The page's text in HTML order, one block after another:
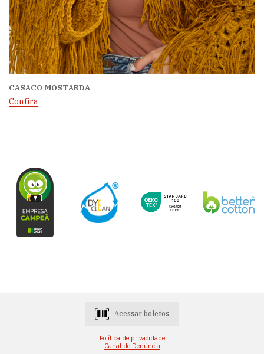
CASACO MOSTARDA
Confira
Acessar boletos
Política de privacidade
Canal de Denúncia